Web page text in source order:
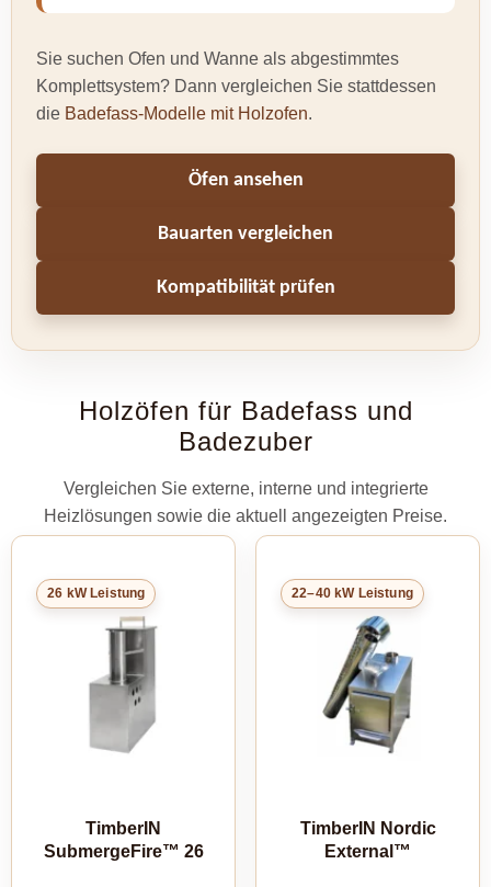
Sie suchen Ofen und Wanne als abgestimmtes
Komplettsystem? Dann vergleichen Sie stattdessen
die Badefass-Modelle mit Holzofen.
Öfen ansehen
Bauarten vergleichen
Kompatibilität prüfen
Holzöfen für Badefass und
Badezuber
Vergleichen Sie externe, interne und integrierte
Heizlösungen sowie die aktuell angezeigten Preise.
26 kW Leistung
TimberIN
SubmergeFire™ 26
22–40 kW Leistung
TimberIN Nordic
External™